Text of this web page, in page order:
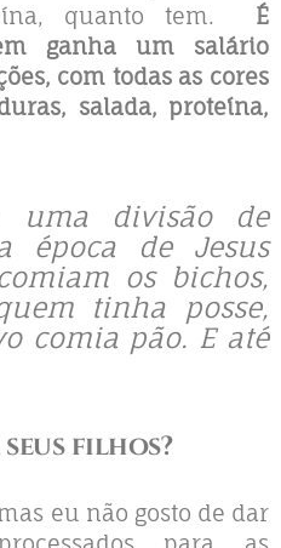
quanto tem. É
ganha um salário
com todas as cores
salada, proteína,
uma divisão de
época de Jesus
os bichos,
tinha posse,
comia pão. E até
filhos?
eu não gosto de dar